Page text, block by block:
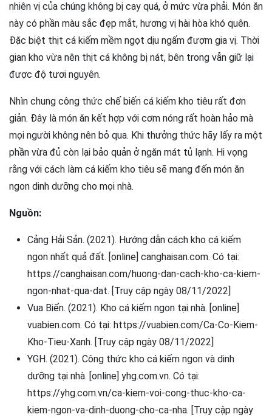
nhiên vị của chúng không bị cay quá, ở mức vừa phải. Món ăn
này có phần màu sắc đẹp mắt, hương vị hài hòa khó quên.
Đặc biệt thịt cá kiếm mềm ngọt dịu ngấm đượm gia vị. Thời
gian kho vừa nên thịt cá không bị nát, bên trong vẫn giữ lại
được độ tươi nguyên.
Nhìn chung công thức chế biến cá kiếm kho tiêu rất đơn
giản. Đây là món ăn kết hợp với cơm nóng rất hoàn hảo mà
mọi người không nên bỏ qua. Khi thưởng thức hãy lấy ra một
phần vừa đủ còn lại bảo quản ở ngăn mát tủ lạnh. Hi vọng
rằng với cách làm cá kiếm kho tiêu sẽ mang đến món ăn
ngon dinh dưỡng cho mọi nhà.
Nguồn:
Cảng Hải Sản. (2021). Hướng dẫn cách kho cá kiếm
ngon nhất quả đất. [online] canghaisan.com. Có tại:
https://canghaisan.com/huong-dan-cach-kho-ca-kiem-
ngon-nhat-qua-dat. [Truy cập ngày 08/11/2022]
Vua Biển. (2021). Kho cá kiếm ngon tại nhà. [online]
vuabien.com. Có tại: https://vuabien.com/Ca-Co-Kiem-
Kho-Tieu-Xanh. [Truy cập ngày 08/11/2022]
YGH. (2021). Công thức kho cá kiếm ngon và dinh
dưỡng tại nhà. [online] yhg.com.vn. Có tại:
https://yhg.com.vn/ca-kiem-voi-cong-thuc-kho-ca-
kiem-ngon-va-dinh-duong-cho-ca-nha. [Truy cập ngày